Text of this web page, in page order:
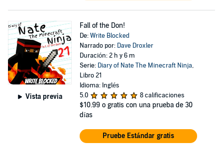
Vista previa
Fall of the Don!
De:Write Blocked
Narrado por: Dave Droxler
Duración: 2 h y 6 m
Serie: Diary of Nate The Minecraft Ninja,
Libro 21
Idioma: Inglés
5.0
8 calificaciones
$10.99 o gratis con una prueba de 30
días
Pruebe Estándar gratis